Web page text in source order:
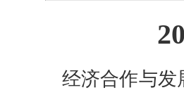
经济合作与发